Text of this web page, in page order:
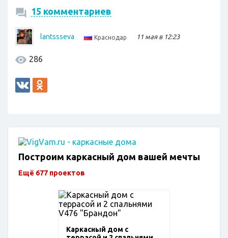
15 комментариев
lantssseva Краснодар 11 мая в 12:23
286
Построим каркасный дом вашей мечты
Ещё 677 проектов
Каркасный дом с